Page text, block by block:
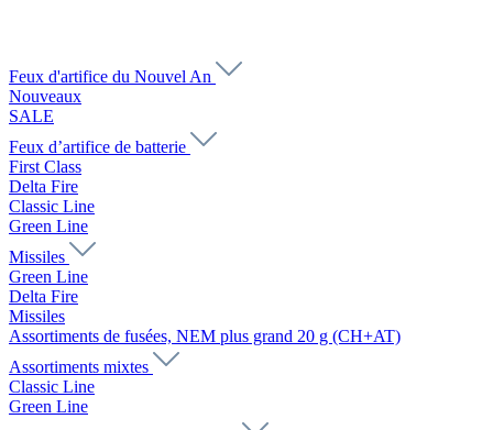
Feux d'artifice du Nouvel An
Nouveaux
SALE
Feux d’artifice de batterie
First Class
Delta Fire
Classic Line
Green Line
Missiles
Green Line
Delta Fire
Missiles
Assortiments de fusées, NEM plus grand 20 g (CH+AT)
Assortiments mixtes
Classic Line
Green Line